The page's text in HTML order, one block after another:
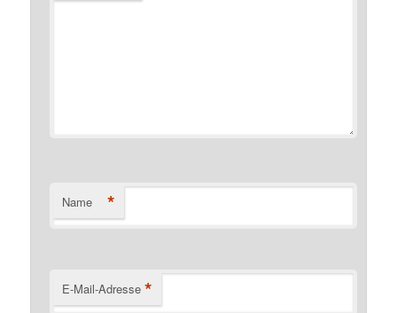
Name *
E-Mail-Adresse *